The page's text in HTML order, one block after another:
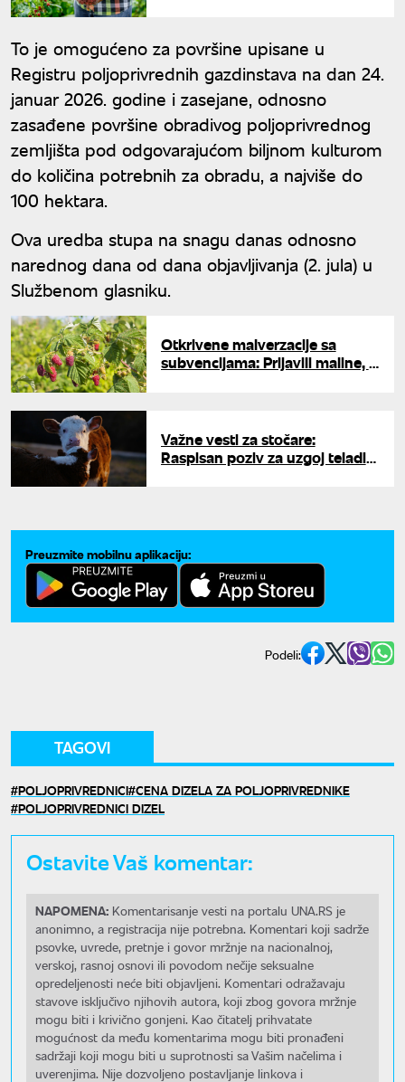
To je omogućeno za površine upisane u
Registru poljoprivrednih gazdinstava na dan 24.
januar 2026. godine i zasejane, odnosno
zasađene površine obradivog poljoprivrednog
zemljišta pod odgovarajućom biljnom kulturom
do količina potrebnih za obradu, a najviše do
100 hektara.
Ova uredba stupa na snagu danas odnosno
narednog dana od dana objavljivanja (2. jula) u
Službenom glasniku.
Otkrivene malverzacije sa
subvencijama: Prijavili maline, a
Važne vesti za stočare:
Raspisan poziv za uzgoj teladi
Preuzmite mobilnu aplikaciju:
Podeli:
TAGOVI
POLJOPRIVREDNICI CENA DIZELA ZA POLJOPRIVREDNIKE
POLJOPRIVREDNICI DIZEL
Ostavite Vaš komentar:
NAPOMENA: Komentarisanje vesti na portalu UNA.RS je
anonimno, a registracija nije potrebna. Komentari koji sadrže
psovke, uvrede, pretnje i govor mržnje na nacionalnoj,
verskoj, rasnoj osnovi ili povodom nečije seksualne
opredeljenosti neće biti objavljeni. Komentari odražavaju
stavove isključivo njihovih autora, koji zbog govora mržnje
mogu biti i krivično gonjeni. Kao čitatelj prihvatate
mogućnost da među komentarima mogu biti pronađeni
sadržaji koji mogu biti u suprotnosti sa Vašim načelima i
uverenjima. Nije dozvoljeno postavljanje linkova i